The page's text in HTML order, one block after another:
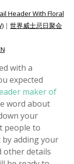
Header With Floral
| 世界威士忌日聚会
with a
expected
maker of
word about
your
people to
adding your
other details